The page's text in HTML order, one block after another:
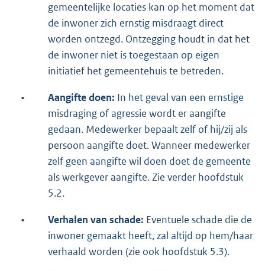
gemeentelijke locaties kan op het moment dat
de inwoner zich ernstig misdraagt direct
worden ontzegd. Ontzegging houdt in dat het
de inwoner niet is toegestaan op eigen
initiatief het gemeentehuis te betreden.
• Aangifte doen: In het geval van een ernstige
misdraging of agressie wordt er aangifte
gedaan. Medewerker bepaalt zelf of hij/zij als
persoon aangifte doet. Wanneer medewerker
zelf geen aangifte wil doen doet de gemeente
als werkgever aangifte. Zie verder hoofdstuk
5.2.
• Verhalen van schade: Eventuele schade die de
inwoner gemaakt heeft, zal altijd op hem/haar
verhaald worden (zie ook hoofdstuk 5.3).